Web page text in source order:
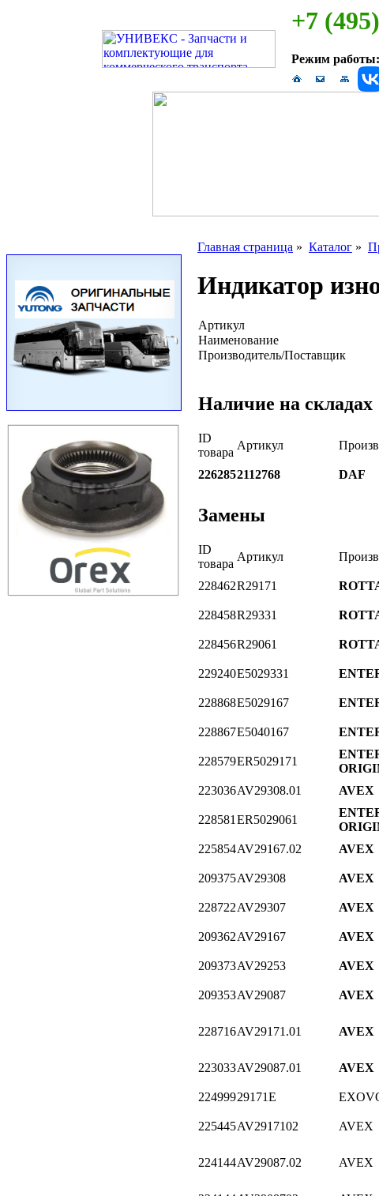
+7
Режим работы:
Главная страница » Каталог »
Индикатор
Артикул
Наименование
Производитель/Поставщик
Наличие на складах
ID
товара
Артикул
2262852112768 DAF
Замены
ID
товара
Артикул
228462R29171
228458R29331
228456R29061
229240E5029331
228868E5029167
228867E5040167
228579ER5029171
223036AV29308.01 AVEX
228581 ER5029061
225854AV29167.02 AVEX
209375AV29308 AVEX
228722AV29307 AVEX
209362AV29167 AVEX
209373AV29253 AVEX
209353AV29087 AVEX
228716AV29171.01 AVEX
223033AV29087.01 AVEX
22499929171E
225445AV2917102 AVEX
224144AV29087.02 AVEX